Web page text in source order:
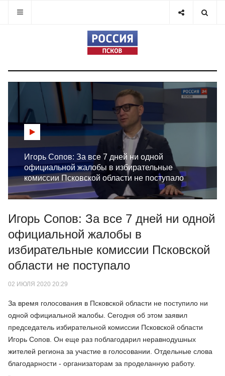
Игорь Сопов: За все 7 дней ни одной
официальной жалобы в избирательные
комиссии Псковской области не поступало
Игорь Сопов: За все 7 дней ни одной
официальной жалобы в
избирательные комиссии Псковской
области не поступало
02 ИЮЛЯ 2020 20:29
За время голосования в Псковской области не поступило ни
одной официальной жалобы. Сегодня об этом заявил
председатель избирательной комиссии Псковской области
Игорь Сопов. Он еще раз поблагодарил неравнодушных
жителей региона за участие в голосовании. Отдельные слова
благодарности - организаторам за проделанную работу.